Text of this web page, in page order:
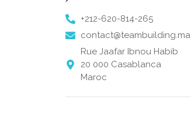
+212-620-814-265
contact@teambuilding.ma
Rue Jaafar Ibnou Habib
20 000 Casablanca
Maroc